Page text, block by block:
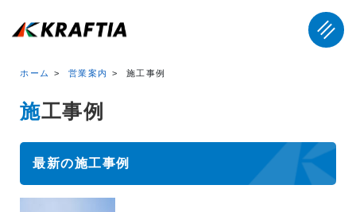
ホーム 営業案内 施工事例
施工事例
最新の施工事例